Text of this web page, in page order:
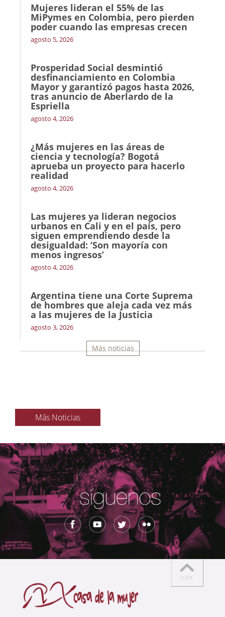
Mujeres lideran el 55% de las
MiPymes en Colombia, pero pierden
poder cuando las empresas crecen
agosto 5, 2026
Prosperidad Social desmintió
desfinanciamiento en Colombia
Mayor y garantizó pagos hasta 2026,
tras anuncio de Aberlardo de la
Espriella
agosto 4, 2026
¿Más mujeres en las áreas de
ciencia y tecnología? Bogotá
aprueba un proyecto para hacerlo
realidad
agosto 4, 2026
Las mujeres ya lideran negocios
urbanos en Cali y en el país, pero
siguen emprendiendo desde la
desigualdad: ‘Son mayoría con
menos ingresos’
agosto 4, 2026
Argentina tiene una Corte Suprema
de hombres que aleja cada vez más
a las mujeres de la Justicia
agosto 3, 2026
Más noticias
Más Noticias